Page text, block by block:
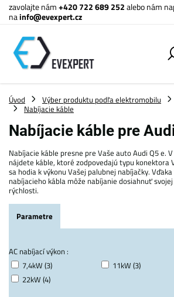
zavolajte nám+420 722 689 252alebo nám
nainfo@evexpert.cz
Úvod Výber produktu podľa elektromobilu
Nabíjacie káble
Nabíjacie káble pre
Nabíjacie káble presne pre Vaše auto Audi Q5 e.
nájdete káble, ktoré zodpovedajú typu konektora
sa hodia k výkonu Vašej palubnej nabíjačky.
nabíjacieho kábla môže nabíjanie dosiahnuť
rýchlosti.
Parametre
AC nabíjací výkon :
7,4kW (3)
11kW (3)
22kW (4)